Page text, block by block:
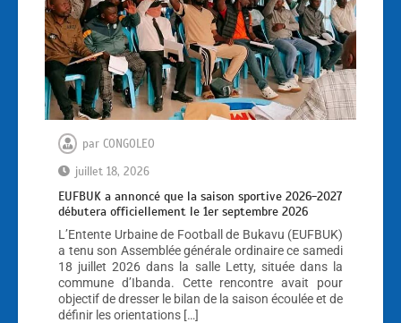
par CONGOLEO
juillet 18, 2026
EUFBUK a annoncé que la saison sportive 2026-2027
débutera officiellement le 1er septembre 2026
L’Entente Urbaine de Football de Bukavu (EUFBUK)
a tenu son Assemblée générale ordinaire ce samedi
18 juillet 2026 dans la salle Letty, située dans la
commune d’Ibanda. Cette rencontre avait pour
objectif de dresser le bilan de la saison écoulée et de
définir les orientations […]